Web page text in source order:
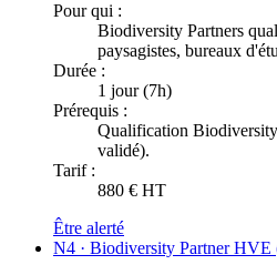
Pour qui :
Biodiversity Partners
paysagistes, bureaux
Durée :
1 jour (7h)
Prérequis :
Qualification
validé).
Tarif :
880 € HT
Être alerté
N4 · Biodiversity Partner